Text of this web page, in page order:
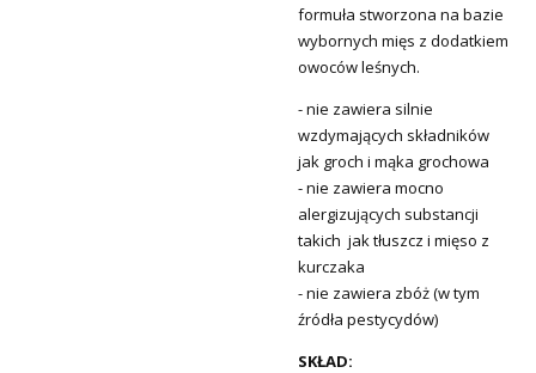
formuła stworzona na bazie
wybornych mięs z dodatkiem
owoców leśnych.
- nie zawiera silnie
wzdymających składników
jak groch i mąka grochowa
- nie zawiera mocno
alergizujących substancji
takich jak tłuszcz i mięso z
kurczaka
- nie zawiera zbóż (w tym
źródła pestycydów)
SKŁAD: